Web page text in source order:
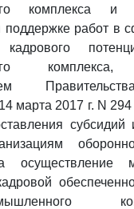
комплекса и
поддержке работ в
комплекса,
марта 2017 г. N
субсидий
осуществление